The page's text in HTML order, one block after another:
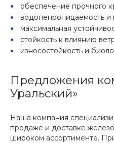
обеспечение прочного
водонепроницаемость и
максимальная
стойкость к влиянию
износостойкость и
Предложения
Уральский»
Наша компания
продаже и доставке
широком ассортименте.